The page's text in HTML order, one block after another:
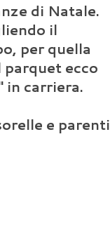
di Natale.
il
per quella
ecco
in carriera.
e parenti